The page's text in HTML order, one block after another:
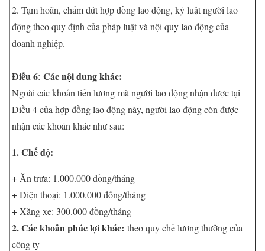
2. Tạm hoãn, chấm dứt hợp đồng lao động, kỷ luật người lao
động theo quy định của pháp luật và nội quy lao động của
doanh nghiệp.
Điều 6: Các nội dung khác:
Ngoài các khoản tiền lương mà người lao động nhận được tại
Điều 4 của hợp đồng lao động này, người lao động còn được
nhận các khoản khác như sau:
1. Chế độ:
+ Ăn trưa: 1.000.000 đồng/tháng
+ Điện thoại: 1.000.000 đồng/tháng
+ Xăng xe: 300.000 đồng/tháng
2. Các khoản phúc lợi khác: theo quy chế lương thưởng của
công ty